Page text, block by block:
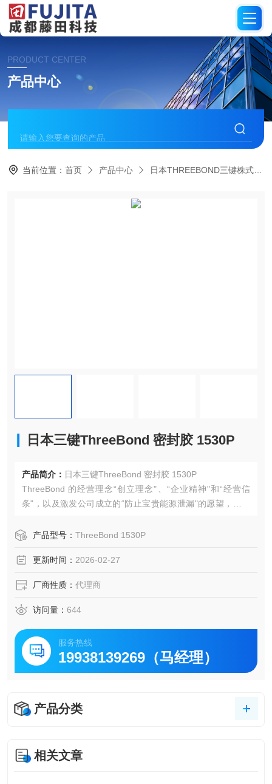
PRODUCT CENTER
产品中心
当前位置：首页 产品中心 日本THREEBOND三键株式会社
日本三键ThreeBond 密封胶 1530P
产品简介： 日本三键ThreeBond 密封胶 1530P
ThreeBond 的经营理念“创立理念"、“企业精神"和“经营信
条"，以及激发公司成立的“防止宝贵能源泄漏"的愿望，造就
重视我们成立时的原始理念和“经营原则"，在任何时代，所有
产品型号： ThreeBond 1530P
更新时间： 2026-02-27
厂商性质： 代理商
访问量： 644
服务热线
19938139269（马经理）
产品分类
相关文章